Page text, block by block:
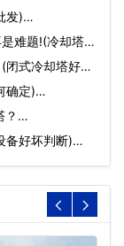
发)…
难题!(冷却塔
闭式冷却塔好保
确定)…
？…
备好坏判断)…